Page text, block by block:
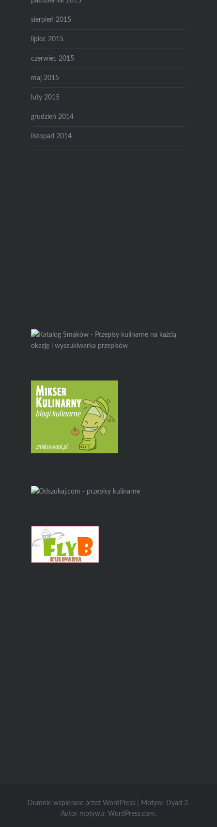
sierpień 2015
lipiec 2015
czerwiec 2015
maj 2015
luty 2015
grudzień 2014
listopad 2014
Dumnie wspierane przez WordPress
Motyw: Dyad 2.
Autor motywu: WordPress.com.